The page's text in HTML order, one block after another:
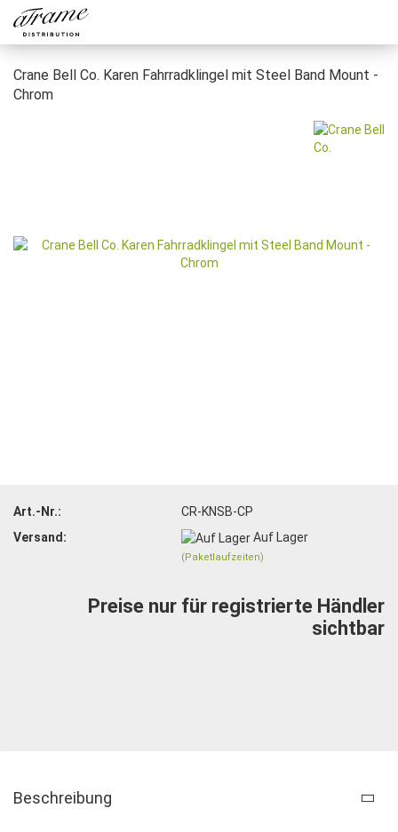
Crane Bell Co. Karen Fahrradklingel mit Steel Band Mount -
Chrom
Art.-Nr.:
CR-KNSB-CP
Versand:
Auf Lager
(Paketlaufzeiten)
Preise nur für registrierte Händler
sichtbar
Beschreibung